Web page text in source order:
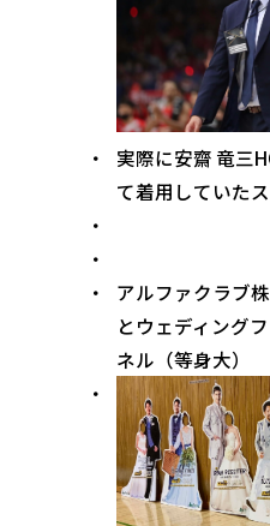
実際に安齋 竜三
て着用していたス
アルファクラブ
とウェディング
ネル（等身大）